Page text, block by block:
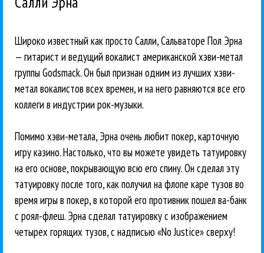
Широко известный как просто Салли, Сальваторе Пол Эрна
— гитарист и ведущий вокалист американской хэви-метал
группы Godsmack. Он был признан одним из лучших хэви-
метал вокалистов всех времен, и на него равняются все его
коллеги в индустрии рок-музыки.
Помимо хэви-метала, Эрна очень любит покер, карточную
игру казино. Настолько, что вы можете увидеть татуировку
на его основе, покрывающую всю его спину. Он сделал эту
татуировку после того, как получил на флопе каре тузов во
время игры в покер, в которой его противник пошел ва-банк
с роял-флеш. Эрна сделал татуировку с изображением
четырех горящих тузов, с надписью «No Justice» сверху!